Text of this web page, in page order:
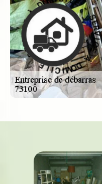
S
E
R
V
I
C
E
À
D
O
M
ICI ER
V
I
C
E
À
D
O
M
I
C
I
L
E
-